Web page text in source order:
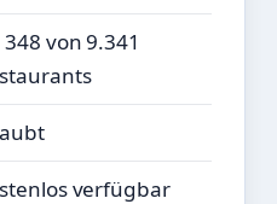
348 von 9.341
verfügbar